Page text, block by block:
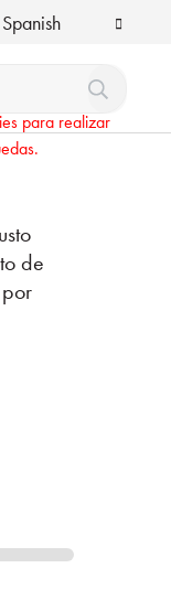
Spanish
para realizar
de